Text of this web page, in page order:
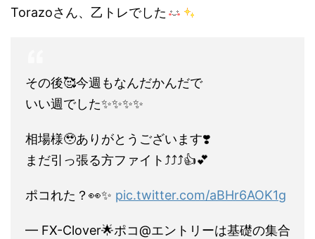
Torazoさん、乙トレでした
その後🥰今週もなんだかんだで
いい週でした✨✨✨✨
相場様🥹ありがとうございます❣️
まだ引っ張る方ファイト⤴︎⤴︎⤴︎👍💕
ポコれた？👀✨ pic.twitter.com/aBHr6AOK1g
— FX-Clover🌟ポコ@エントリーは基礎の集合